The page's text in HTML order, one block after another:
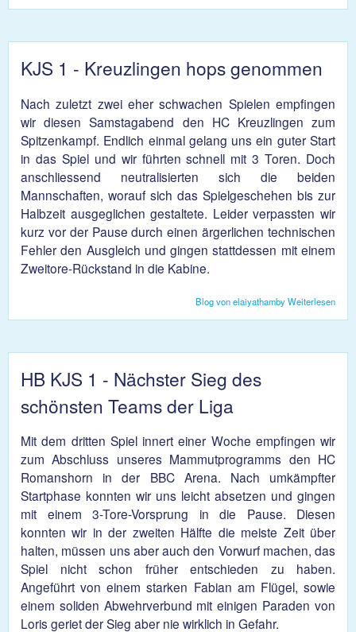
KJS 1 - Kreuzlingen hops genommen
Nach zuletzt zwei eher schwachen Spielen empfingen
wir diesen Samstagabend den HC Kreuzlingen zum
Spitzenkampf. Endlich einmal gelang uns ein guter Start
in das Spiel und wir führten schnell mit 3 Toren. Doch
anschliessend neutralisierten sich die beiden
Mannschaften, worauf sich das Spielgeschehen bis zur
Halbzeit ausgeglichen gestaltete. Leider verpassten wir
kurz vor der Pause durch einen ärgerlichen technischen
Fehler den Ausgleich und gingen stattdessen mit einem
Zweitore-Rückstand in die Kabine.
Weiterlesen
Blog von elaiyathamby
HB KJS 1 - Nächster Sieg des
schönsten Teams der Liga
Mit dem dritten Spiel innert einer Woche empfingen wir
zum Abschluss unseres Mammutprogramms den HC
Romanshorn in der BBC Arena. Nach umkämpfter
Startphase konnten wir uns leicht absetzen und gingen
mit einem 3-Tore-Vorsprung in die Pause. Diesen
konnten wir in der zweiten Hälfte die meiste Zeit über
halten, müssen uns aber auch den Vorwurf machen, das
Spiel nicht schon früher entschieden zu haben.
Angeführt von einem starken Fabian am Flügel, sowie
einem soliden Abwehrverbund mit einigen Paraden von
Loris geriet der Sieg aber nie wirklich in Gefahr.